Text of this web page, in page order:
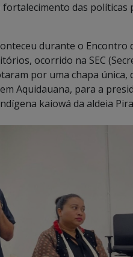
das
durante o Encontro
ocorrido na SEC
por uma chapa única,
Aquidauana, para a
kaiowá da aldeia